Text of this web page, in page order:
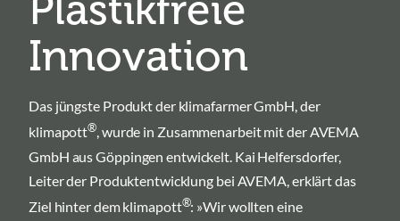
Innovation
Das jüngste Produkt der klimafarmer GmbH, der
klimapott®, wurde in Zusammenarbeit mit der AVEMA
GmbH aus Göppingen entwickelt. Kai Helfersdorfer,
Leiter der Produktentwicklung bei AVEMA, erklärt das
Ziel hinter dem klimapott®: »Wir wollten eine